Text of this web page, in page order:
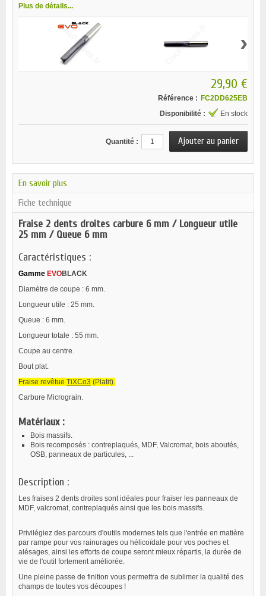
Plus de détails...
›
29,90 €
Référence : FC2DD625EB
Disponibilité :
En stock
Quantité :
En savoir plus
Fiche technique
Fraise 2 dents droites carbure 6 mm / Longueur utile
25 mm / Queue 6 mm
Caractéristiques :
Gamme EVOBLACK
Diamètre de coupe : 6 mm.
Longueur utile : 25 mm.
Queue : 6 mm.
Longueur totale : 55 mm.
Coupe au centre.
Bout plat.
Fraise revêtue TiXCo3 (Platit).
Carbure Micrograin.
Matériaux :
Bois massifs.
Bois recomposés : contreplaqués, MDF, Valcromat, bois aboutés,
OSB, panneaux de particules, ...
Description :
Les fraises 2 dents droites sont idéales pour fraiser les panneaux de
MDF, valcromat, contreplaqués ainsi que les bois massifs.
Privilégiez des parcours d'outils modernes tels que l'entrée en matière
par rampe pour vos rainurages ou hélicoïdale pour vos poches et
alésages, ainsi les efforts de coupe seront mieux répartis, la durée de
vie de l'outil fortement améliorée.
Une pleine passe de finition vous permettra de sublimer la qualité des
champs de toutes vos découpes !